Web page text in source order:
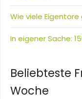
Wie viele Eigentore
In eigener Sache:
Beliebteste
Woche